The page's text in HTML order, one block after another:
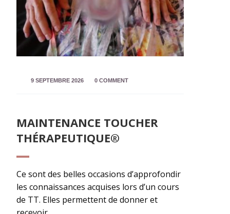
9 SEPTEMBRE 2026 0 COMMENT
MAINTENANCE TOUCHER
THÉRAPEUTIQUE®
Ce sont des belles occasions d’approfondir
les connaissances acquises lors d’un cours
de TT. Elles permettent de donner et